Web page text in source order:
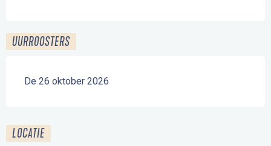
UURROOSTERS
De 26 oktober 2026
LOCATIE